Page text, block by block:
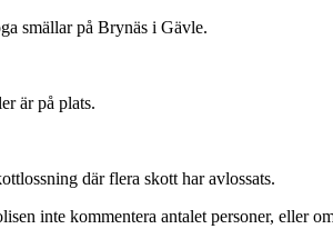
smällar på Brynäs i Gävle.
är på plats.
där flera skott har avlossats.
inte kommentera antalet personer, eller